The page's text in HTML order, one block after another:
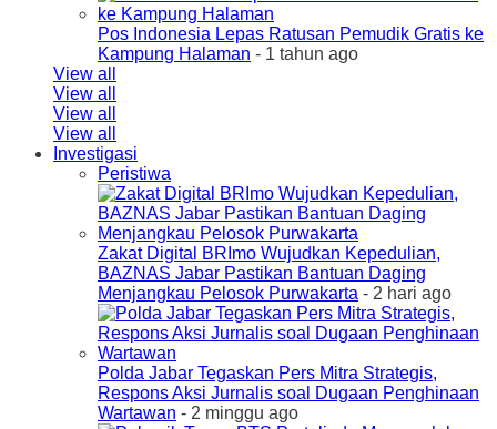
Pos Indonesia Lepas Ratusan Pemudik Gratis ke
Kampung Halaman - 1 tahun ago
View all
View all
View all
View all
Investigasi
Peristiwa
Zakat Digital BRImo Wujudkan Kepedulian,
BAZNAS Jabar Pastikan Bantuan Daging
Menjangkau Pelosok Purwakarta - 2 hari ago
Polda Jabar Tegaskan Pers Mitra Strategis,
Respons Aksi Jurnalis soal Dugaan Penghinaan
Wartawan - 2 minggu ago